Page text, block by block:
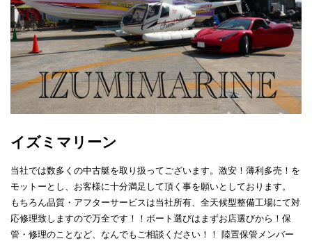
イズミマリーン
当社では数多くの中古艇を取り扱ってございます。激安！薄利多売！を
モットーとし、お客様に十分満足して頂く事を願いとしております。
もちろん品質・アフターサービスは当社所有、全天候型整備工場にて対
応修理致しますので万全です！！ボート選びはまずお店選びから！保
管・修理のことなど、なんでもご相談ください！！ 陸置保管メンバー